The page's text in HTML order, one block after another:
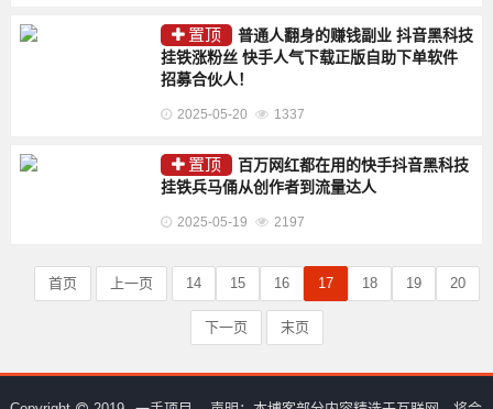
置顶
普通人翻身的赚钱副业 抖音黑科技
挂铁涨粉丝 快手人气下载正版自助下单软件
招募合伙人！
2025-05-20 1337
置顶
百万网红都在用的快手抖音黑科技
挂铁兵马俑从创作者到流量达人
2025-05-19 2197
首页 上一页 14 15 16 17 18 19 20
下一页 末页